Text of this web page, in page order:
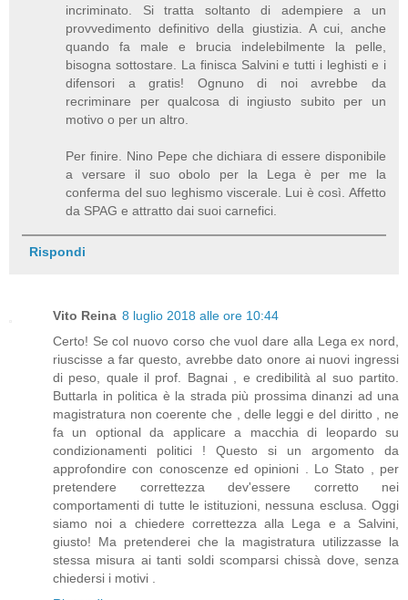
incriminato. Si tratta soltanto di adempiere a un
provvedimento definitivo della giustizia. A cui, anche
quando fa male e brucia indelebilmente la pelle,
bisogna sottostare. La finisca Salvini e tutti i leghisti e i
difensori a gratis! Ognuno di noi avrebbe da
recriminare per qualcosa di ingiusto subito per un
motivo o per un altro.
Per finire. Nino Pepe che dichiara di essere disponibile
a versare il suo obolo per la Lega è per me la
conferma del suo leghismo viscerale. Lui è così. Affetto
da SPAG e attratto dai suoi carnefici.
Rispondi
Vito Reina 8 luglio 2018 alle ore 10:44
Certo! Se col nuovo corso che vuol dare alla Lega ex nord,
riuscisse a far questo, avrebbe dato onore ai nuovi ingressi
di peso, quale il prof. Bagnai , e credibilità al suo partito.
Buttarla in politica è la strada più prossima dinanzi ad una
magistratura non coerente che , delle leggi e del diritto , ne
fa un optional da applicare a macchia di leopardo su
condizionamenti politici ! Questo si un argomento da
approfondire con conoscenze ed opinioni . Lo Stato , per
pretendere correttezza dev'essere corretto nei
comportamenti di tutte le istituzioni, nessuna esclusa. Oggi
siamo noi a chiedere correttezza alla Lega e a Salvini,
giusto! Ma pretenderei che la magistratura utilizzasse la
stessa misura ai tanti soldi scomparsi chissà dove, senza
chiedersi i motivi .